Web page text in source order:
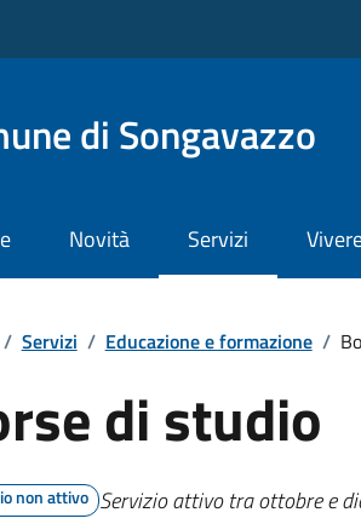
di Songavazzo
Novità Servizi
/ Servizi / Educazione e formazione /
di studio
non attivo Servizio attivo tra ottobre e